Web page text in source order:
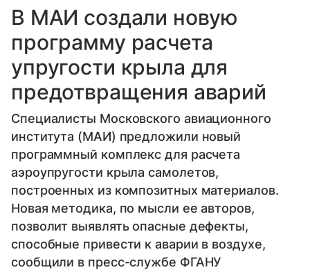
В МАИ создали новую
программу расчета
упругости крыла для
предотвращения аварий
Специалисты Московского авиационного
института (МАИ) предложили новый
программный комплекс для расчета
аэроупругости крыла самолетов,
построенных из композитных материалов.
Новая методика, по мысли ее авторов,
позволит выявлять опасные дефекты,
способные привести к аварии в воздухе,
сообщили в пресс-службе ФГАНУ